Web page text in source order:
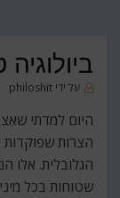
על ידי philoshit
היום למדתי
הצרות
הגלובלית. אלו
שטוחות בכל